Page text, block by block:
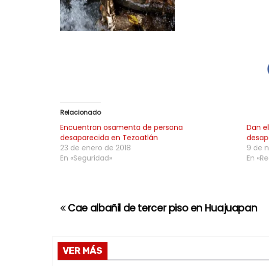
Relacionado
Encuentran osamenta de persona
desaparecida en Tezoatlán
23 de enero de 2018
En «Seguridad»
Dan
9 de
En
N
v
Cae albañil de tercer piso en Huajuapan
VER MÁS